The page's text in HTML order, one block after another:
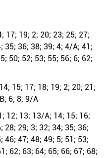
17; 19; 2; 20; 23; 25; 27;
35; 36; 38; 39; 4; 4/А; 41;
50; 52; 53; 55; 56; 6; 62;
15; 17; 18; 19; 2; 20; 21;
6; 8; 9/А
12; 13; 13/А; 14; 15; 16;
28; 29; 3; 32; 34; 35; 36;
46; 47; 48; 49; 5; 51; 53;
62; 63; 64; 65; 66; 67; 68;